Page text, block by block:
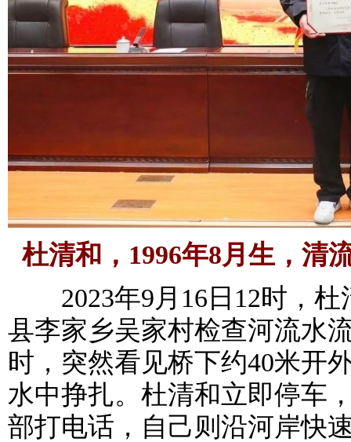
杜清和，1996年8月生，清
2023年9月16日12时，杜
县李家乡吴家村检查河流水
时，突然看见桥下约40米开
水中挣扎。杜清和立即停车
部打电话，自己则沿河岸快